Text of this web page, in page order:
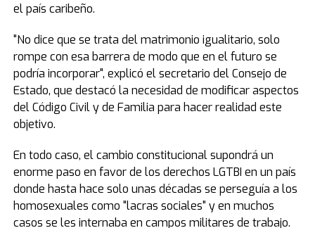
el país caribeño.
"No dice que se trata del matrimonio igualitario, solo
rompe con esa barrera de modo que en el futuro se
podría incorporar", explicó el secretario del Consejo de
Estado, que destacó la necesidad de modificar aspectos
del Código Civil y de Familia para hacer realidad este
objetivo.
En todo caso, el cambio constitucional supondrá un
enorme paso en favor de los derechos LGTBI en un país
donde hasta hace solo unas décadas se perseguía a los
homosexuales como "lacras sociales" y en muchos
casos se les internaba en campos militares de trabajo.